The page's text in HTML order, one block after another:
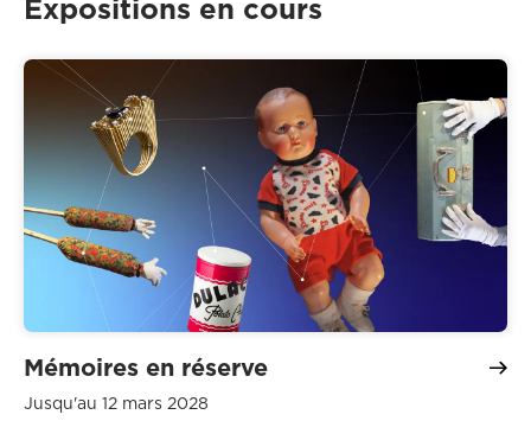
Expositions en cours
Mémoires en réserve
Jusqu'au 12 mars 2028